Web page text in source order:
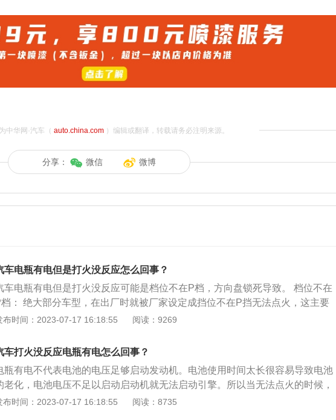
中华网·汽车（ auto.china.com）编辑或翻译，转载请务必注明来源。
分享： 微信 微博
车电瓶有电但是打火没反应怎么回事？
车电瓶有电但是打火没反应可能是档位不在P档，方向盘锁死导致。 档位不在
档： 绝大部分车型，在出厂时就被厂家设定成挡位不在P挡无法点火，这主要
为了安全考虑。为了防止挡位在D挡或R挡时点火，汽车前窜，发生意外。解决
熄火后转动了方向盘，汽车电脑会认为车辆存在被盗情况，自动启动防盗功
能。此时不但不能点火，方向盘也无法转动。解决办法：一边转动方向盘一边拧
钥匙启动即可解决。
布时间：2023-07-17 16:18:55 阅读：9269
车打火没反应电瓶有电怎么回事？
瓶有电不代表电池的电压足够启动发动机。电池使用时间太长很容易导致电池
老化，电池电压不足以启动启动机就无法启动引擎。所以当无法点火的时候，
判断是电池电压不够还是启动机故障或是其他原因。启动机和电池有没有工作
布时间：2023-07-17 16:18:55 阅读：8735